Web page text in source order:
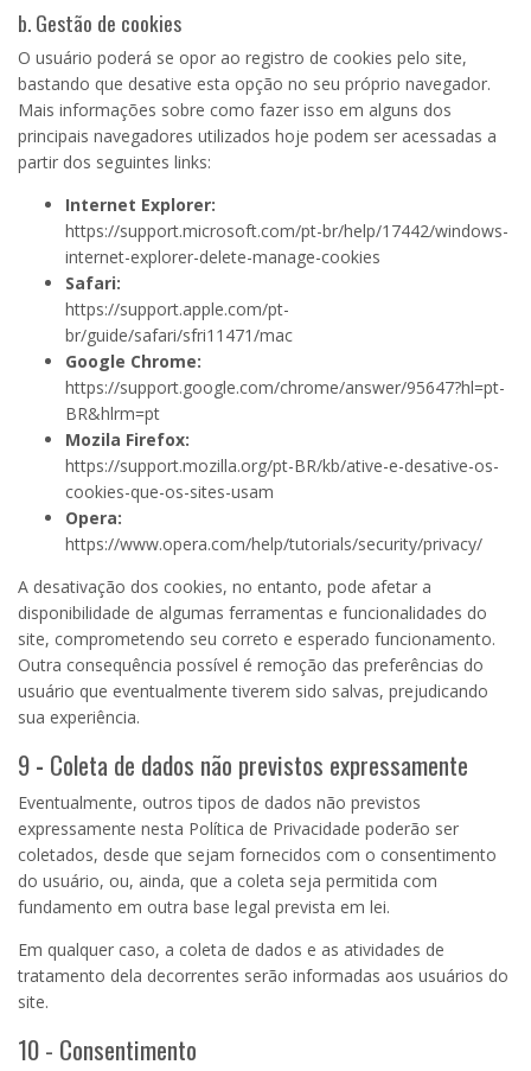
b. Gestão de cookies
O usuário poderá se opor ao registro de cookies pelo site,
bastando que desative esta opção no seu próprio navegador.
Mais informações sobre como fazer isso em alguns dos
principais navegadores utilizados hoje podem ser acessadas a
partir dos seguintes links:
Internet Explorer:
https://support.microsoft.com/pt-br/help/17442/windows-
internet-explorer-delete-manage-cookies
Safari:
https://support.apple.com/pt-
br/guide/safari/sfri11471/mac
Google Chrome:
https://support.google.com/chrome/answer/95647?hl=pt-
BR&hlrm=pt
Mozila Firefox:
https://support.mozilla.org/pt-BR/kb/ative-e-desative-os-
cookies-que-os-sites-usam
Opera:
https://www.opera.com/help/tutorials/security/privacy/
A desativação dos cookies, no entanto, pode afetar a
disponibilidade de algumas ferramentas e funcionalidades do
site, comprometendo seu correto e esperado funcionamento.
Outra consequência possível é remoção das preferências do
usuário que eventualmente tiverem sido salvas, prejudicando
sua experiência.
9- Coleta de dados não previstos expressamente
Eventualmente, outros tipos de dados não previstos
expressamente nesta Política de Privacidade poderão ser
coletados, desde que sejam fornecidos com o consentimento
do usuário, ou, ainda, que a coleta seja permitida com
fundamento em outra base legal prevista em lei.
Em qualquer caso, a coleta de dados e as atividades de
tratamento dela decorrentes serão informadas aos usuários do
site.
10 - Consentimento